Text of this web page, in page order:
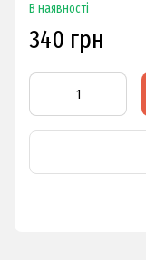
В наявності
340 грн